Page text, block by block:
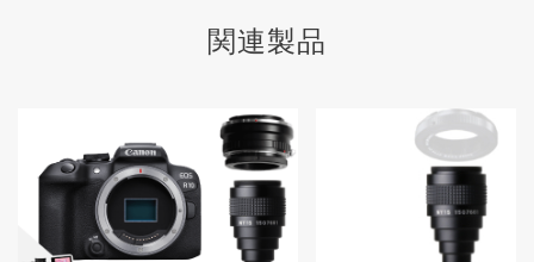
関連製品